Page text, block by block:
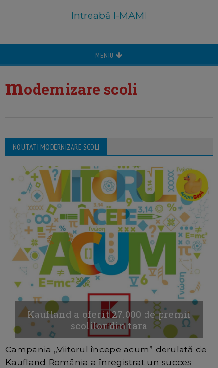
Intreabă I-MAMI
MENIU
modernizare scoli
NOUTATI MODERNIZARE SCOLI
Kaufland a oferit 27.000 de premii
scolilor din tara
Campania „Viitorul începe acum” derulată de
Kaufland România a înregistrat un succes